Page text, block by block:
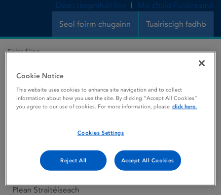
Déan teagmháil linn
Mo chuid Foláireamh
Seol foirm chugainn
Tuairiscigh fadhb
Eolas fúinn
Eolas fúinn
dhéanaimid é a rialáil
Ár misean, ár bhfís agus ár luachanna
Plean Straitéiseach
Cookie Notice
This website uses cookies to enhance site navigation and to collect
information about how you use the site. By clicking “Accept All Cookies”
you agree to our use of cookies. For more information, please click here.
Cookies Settings
Reject All Accept All Cookies